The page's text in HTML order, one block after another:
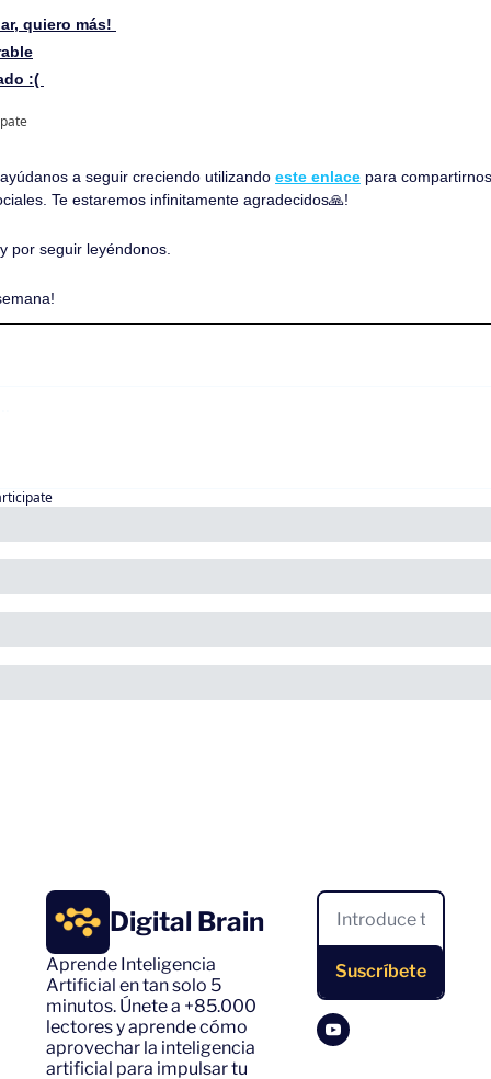
quiero más!
:(
a seguir creciendo utilizando este enlace para
Te estaremos infinitamente agradecidos🙏!
por seguir leyéndonos.
Digital Brain
Aprende Inteligencia
Artificial en tan solo 5
minutos. Únete a +85.000
lectores y aprende cómo
aprovechar la inteligencia
artificial para impulsar tu
Suscríbete